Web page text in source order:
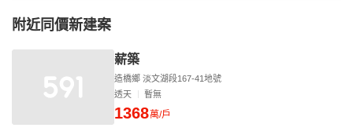
附近同價新建案
薪築
造橋鄉 淡文湖段167-41地號
透天
暫無
1368萬/戶